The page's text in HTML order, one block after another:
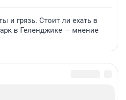
и грязь. Стоит ли ехать в
в Геленджике — мнение